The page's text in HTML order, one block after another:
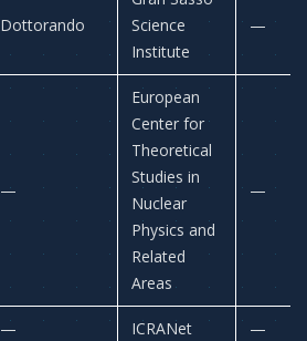
Dottorando
Science
Institute
—
—
European
Center for
Theoretical
Studies in
Nuclear
Physics and
Related
Areas
—
— ICRANet —